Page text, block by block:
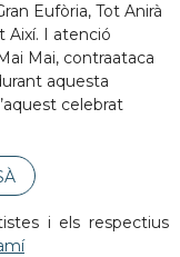
Eufòria, Tot Anirà
Així. I atenció
Mai, contraataca
aquesta
celebrat
i els respectius